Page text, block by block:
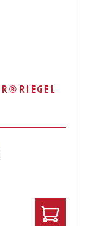
RIEGEL